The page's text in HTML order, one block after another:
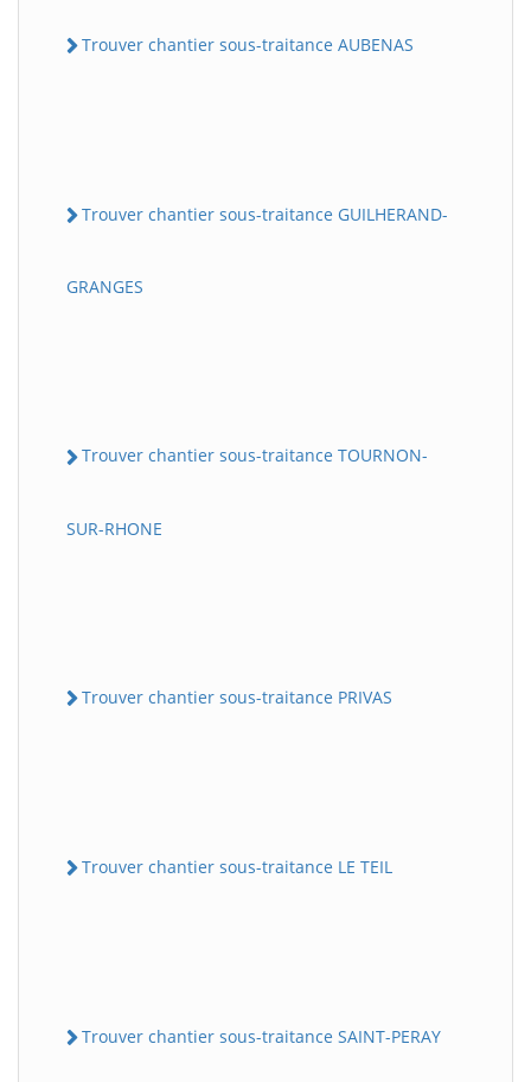
Trouver chantier sous-traitance AUBENAS
Trouver chantier sous-traitance GUILHERAND-
GRANGES
Trouver chantier sous-traitance TOURNON-
SUR-RHONE
Trouver chantier sous-traitance PRIVAS
Trouver chantier sous-traitance LE TEIL
Trouver chantier sous-traitance SAINT-PERAY